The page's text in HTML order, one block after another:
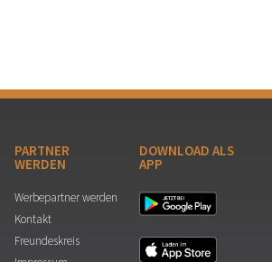
PARTNER
WERDEN
Werbepartner werden
Kontakt
Freundeskreis
DOWNLOAD ALS
APP